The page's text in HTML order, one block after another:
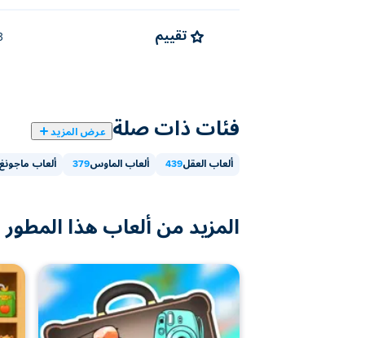
تقييم
فئات ذات صلة عرض المزيد
ألعاب العقل439 ألعاب الماوس379 ألعاب ماجونغ
المزيد من ألعاب هذا المطور